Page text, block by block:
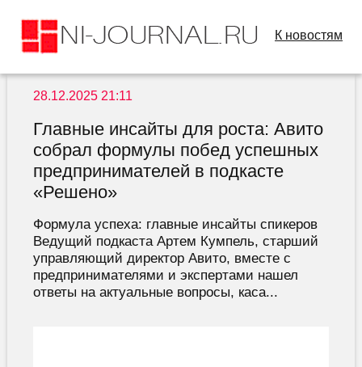
К новостям
28.12.2025 21:11
Главные инсайты для роста: Авито
собрал формулы побед успешных
предпринимателей в подкасте
«Решено»
Формула успеха: главные инсайты спикеров
Ведущий подкаста Артем Кумпель, старший
управляющий директор Авито, вместе с
предпринимателями и экспертами нашел
ответы на актуальные вопросы, каса...